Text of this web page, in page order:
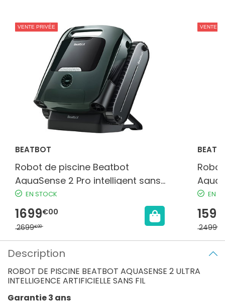
VENTE PRIVÉE
BEATBOT
Robot de piscine Beatbot
AquaSense 2 Pro intelligent sans
fil EN STOCK
1699€00
2699€00
VENTE
EN
1599
2499€00
Description
ROBOT DE PISCINE BEATBOT AQUASENSE 2 ULTRA
INTELLIGENCE ARTIFICIELLE SANS FIL
Garantie 3 ans